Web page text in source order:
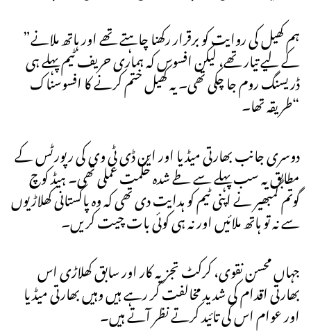
”ہم کھیل کی روایت کو برقرار رکھنا چاہتے تھے اور ہاتھ ملانے
کے لیے تیار تھے، لیکن افسوس کہ ہماری حریف ٹیم پہلے ہی
ڈریسنگ روم جا چکی تھی۔ یہ کھیل ختم کرنے کا افسوسناک
طریقہ تھا۔“
دوسری جانب بھارتی میڈیا اور این ڈی ٹی وی کی رپورٹس کے
مطابق یہ سب پہلے سے طے شدہ حکمت عملی تھی۔ ہیڈ کوچ
گوتم گمبھیر نے اپنی ٹیم کو ہدایت دی تھی کہ وہ پاکستانی کھلاڑیوں
سے نہ تو ہاتھ ملائیں اور نہ ہی کوئی بات چیت کریں۔
جہاں محسن نقوی، کرکٹ تجزیہ کار اور سابق کھلاڑی اس
بھارتی اقدام کی شدید مخالفت کر رہے ہیں وہیں بھارتی میڈیا
اور عوام اس کی تائید کرتے نظر آتے ہیں۔